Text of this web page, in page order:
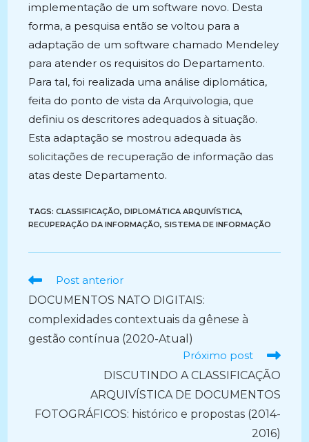
implementação de um software novo. Desta
forma, a pesquisa então se voltou para a
adaptação de um software chamado Mendeley
para atender os requisitos do Departamento.
Para tal, foi realizada uma análise diplomática,
feita do ponto de vista da Arquivologia, que
definiu os descritores adequados à situação.
Esta adaptação se mostrou adequada às
solicitações de recuperação de informação das
atas deste Departamento.
TAGS:CLASSIFICAÇÃO, DIPLOMÁTICA ARQUIVÍSTICA,
RECUPERAÇÃO DA INFORMAÇÃO, SISTEMA DE INFORMAÇÃO
Ler
artigos
Post anterior
DOCUMENTOS NATO DIGITAIS:
complexidades contextuais da gênese à
gestão contínua (2020-Atual)
Próximo post
DISCUTINDO A CLASSIFICAÇÃO
ARQUIVÍSTICA DE DOCUMENTOS
FOTOGRÁFICOS: histórico e propostas (2014-
2016)